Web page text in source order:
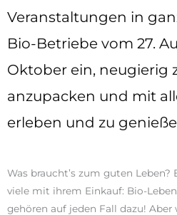
Veranstaltungen in
Bio-Betriebe vom 27.
Oktober ein, neugierig
anzupacken und mit
erleben und zu
Was braucht’s zum guten
viele mit ihrem Einkauf: Bio-
gehören auf jeden Fall dazu! Aber